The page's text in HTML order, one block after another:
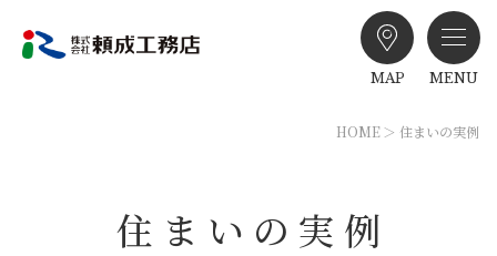
MAP MENU
HOME 住まいの実例
住まいの実例